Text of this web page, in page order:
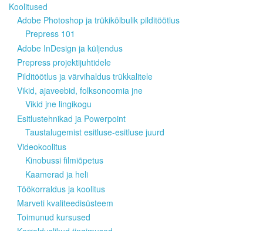
Koolitused
Adobe Photoshop ja trükikõlbulik pilditöötlus
Prepress 101
Adobe InDesign ja küljendus
Prepress projektijuhtidele
Pilditöötlus ja värvihaldus trükkalitele
Vikid, ajaveebid, folksonoomia jne
Vikid jne lingikogu
Esitlustehnikad ja Powerpoint
Taustalugemist esitluse-esitluse juurd
Videokoolitus
Kinobussi filmiõpetus
Kaamerad ja heli
Töökorraldus ja koolitus
Marveti kvaliteedisüsteem
Toimunud kursused